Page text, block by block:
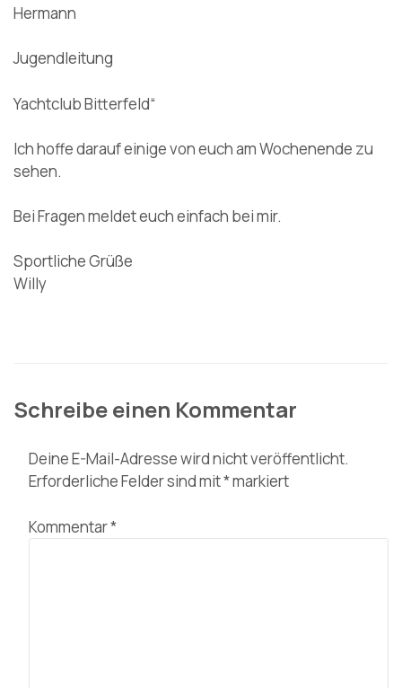
Hermann
Jugendleitung
Yachtclub Bitterfeld“
Ich hoffe darauf einige von euch am Wochenende zu
sehen.
Bei Fragen meldet euch einfach bei mir.
Sportliche Grüße
Willy
Schreibe einen Kommentar
Deine E-Mail-Adresse wird nicht veröffentlicht.
Erforderliche Felder sind mit*markiert
Kommentar*